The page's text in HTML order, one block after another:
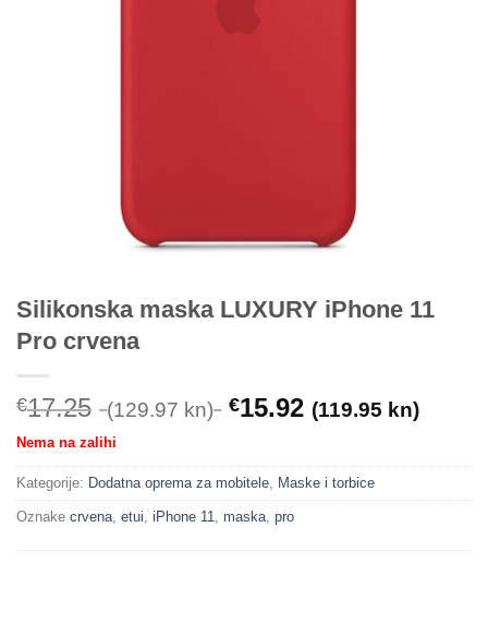
Silikonska maska LUXURY iPhone 11
Pro crvena
€17.25 (129.97 kn) €15.92 (119.95 kn)
Nema na zalihi
Kategorije: Dodatna oprema za mobitele Maske i torbice
Oznake crvena etui iPhone 11 maska pro